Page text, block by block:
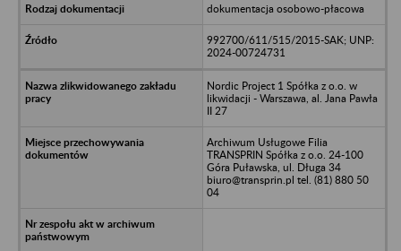
dokumentacja osobowo-płacowa
992700/611/515/2015-SAK; UNP:
2024-00724731
Nordic Project 1 Spółka z o.o. w
likwidacji - Warszawa, al. Jana Pawła
II 27
Archiwum Usługowe Filia
TRANSPRIN Spółka z o.o. 24-100
Góra Puławska, ul. Długa 34
biuro@transprin.pl tel. (81) 880 50
04